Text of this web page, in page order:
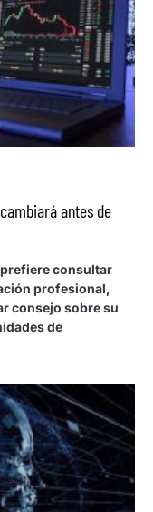
antes de
consultar
profesional,
consejo sobre su
de